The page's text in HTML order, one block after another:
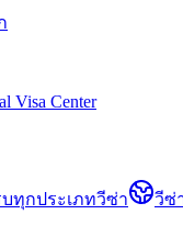
Visa Center
ทุกประเภทวีซ่า วีซ่